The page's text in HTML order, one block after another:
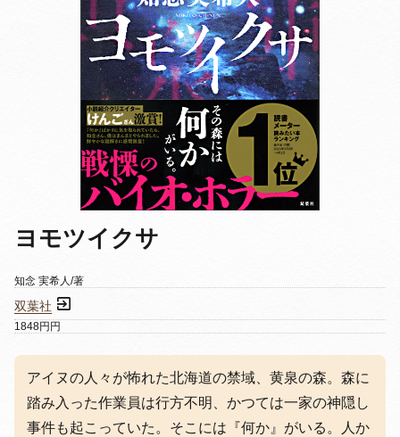
ヨモツイクサ
知念 実希人/著
双葉社
1848円円
アイヌの人々が怖れた北海道の禁域、黄泉の森。森に
踏み入った作業員は行方不明、かつては一家の神隠し
事件も起こっていた。そこには『何か』がいる。人か